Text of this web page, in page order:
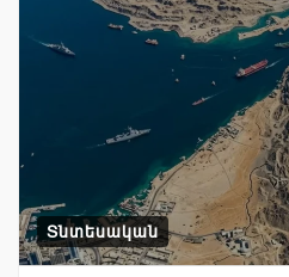
Տնտեսական